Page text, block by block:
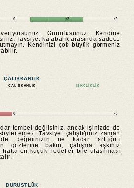
0 +3 +5
Gururlusunuz. Kendine
Tavsiye: kalabalık arasında sadece
Kendinizi çok büyük görmeniz
ÇALIŞKANLIK
ÇALIŞKANLIK IŞKOLIKLIK
0 +5
tembel değilsiniz, ancak işinizde de
Tavsiye: çalıştığınız zaman
değerinizin ne kadar arttığını
gözlerine bakın, çalışma aşkınız
en küçük hedefler bile ulaşılması
DÜRÜSTLÜK